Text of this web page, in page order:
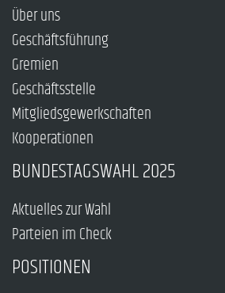
Über uns
Geschäftsführung
Gremien
Geschäftsstelle
Mitgliedsgewerkschaften
Kooperationen
BUNDESTAGSWAHL 2025
Aktuelles zur Wahl
Parteien im Check
POSITIONEN